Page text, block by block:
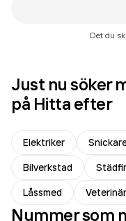
Det du
Just nu söker
på Hitta efter
Elektriker
Bilverkstad
Låssmed
Veterinär
Nummer som